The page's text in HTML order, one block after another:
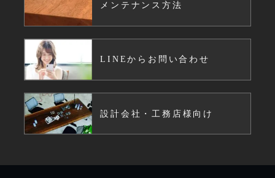
メンテナンス方法
LINEからお問い合わせ
設計会社・工務店様向け